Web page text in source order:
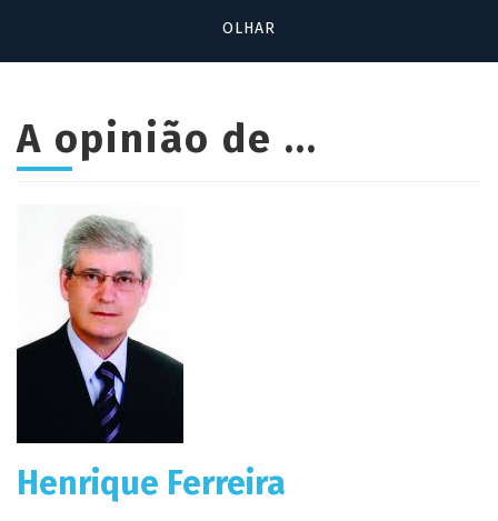
OLHAR
A opinião de ...
Henrique Ferreira